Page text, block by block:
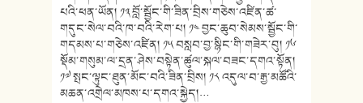
པའི་ཕན་ཡོན། ༡༣ བློ་སྦྱོང་གི་ཟིན་བྲིས་གཅེས་འཛིན་ཚ་
གདུང་སེལ་བའི་ཁ་བའི་རེག་པ། ༡༤ བྱང་ཆུབ་སེམས་སྦྱོང་གི་
གདམས་པ་གཅེས་འཛིན། ༡༥ བསླབ་བྱ་སྙིང་གི་གཟེར་བུ། ༡༦
སྡོམ་གསུམ་ལ་དྲན་ཤེས་བསྟེན་ཚུལ་སྐལ་བཟང་དགའ་སྟོན།
༡༧ སྤང་ལྟུང་ཐུན་མོང་བའི་ཟིན་བྲིས། ༡༨ འདུལ་བ་རྒྱ་མཚོའི་
མཆན་འགྲེལ་མཁས་པ་དགའ་སྐྱེད།…